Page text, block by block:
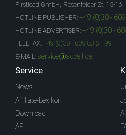
Firstlead GmbH, Rosenfelder St. 15-
HOTLINE PUBLISHER: +49 (0)30 -
HOTLINE ADVERTISER: +49 (0)30 -
TELEFAX: +49 (0)30 - 609 83 61-99
E-MAIL: service@adcell.de
Service
News
Affiliate-Lexikon
Download
API